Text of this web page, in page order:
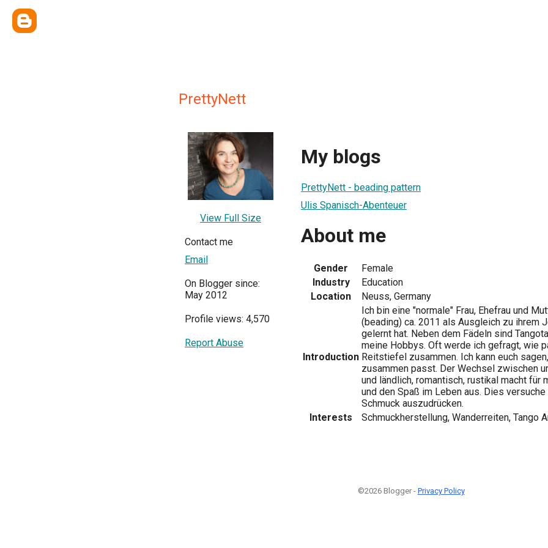
PrettyNett
View Full Size
Contact me
Email
On Blogger since:
May 2012
Profile views: 4,570
Report Abuse
My blogs
PrettyNett - beading pattern
Ulis Spanisch-Abenteuer
About me
Gender
Female
Industry
Education
Location
Neuss, Germany
Introduction
Ich bin eine "normale" Frau, Ehefrau und
(beading) ca. 2011 als Ausgleich zu ihrem
gelernt hat. Neben dem Fädeln sind
meine Hobbys. Oft werde ich gefragt, wie
Reitstiefel zusammen. Ich kann euch
zusammen passt. Der Wechsel zwischen
und ländlich, romantisch, rustikal macht für
und den Spaß im Leben aus. Dies
Schmuck auszudrücken.
Interests
Schmuckherstellung, Wanderreiten, Tango
©2026 Blogger - Privacy Policy